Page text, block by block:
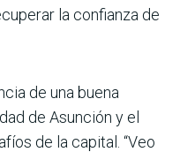
la confianza de
de una buena
de Asunción y el
de la capital. “Veo